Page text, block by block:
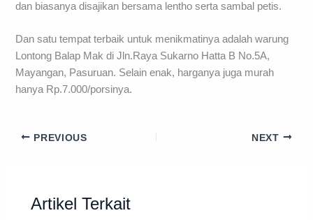
dan biasanya disajikan bersama lentho serta sambal petis.
Dan satu tempat terbaik untuk menikmatinya adalah warung
Lontong Balap Mak di Jln.Raya Sukarno Hatta B No.5A,
Mayangan, Pasuruan. Selain enak, harganya juga murah
hanya Rp.7.000/porsinya.
PREVIOUS NEXT
Artikel Terkait